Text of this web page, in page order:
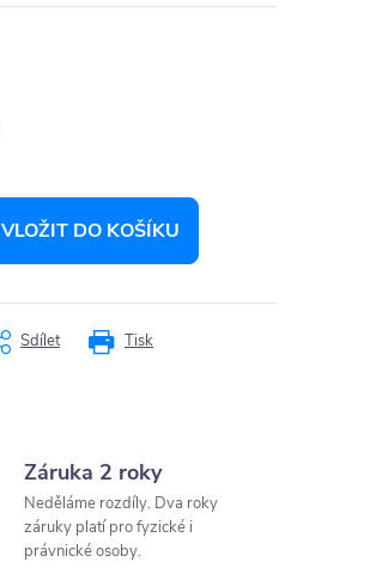
VLOŽIT DO KOŠÍKU
Tisk
Sdílet
Záruka 2 roky
Neděláme rozdíly. Dva roky
záruky platí pro fyzické i
právnické osoby.